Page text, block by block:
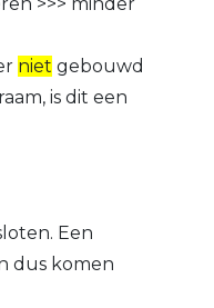
niet gebouwd
is dit een
Een
dus komen